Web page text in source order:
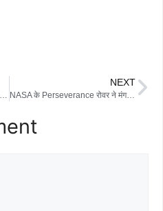
NEXT
NASA के Perseverance रोवर ने मंगल पर बनाई ड्राइविंग की नई मिसाल, बिना मानवीय मदद के तय की रिकॉर्ड दूरी